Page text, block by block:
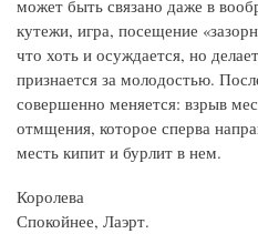
может быть связано даже в
кутежи, игра, посещение
что хоть и осуждается, но
признается за молодостью.
совершенно меняется: взрыв
отмщения, которое сперва
месть кипит и бурлит в нем.
Королева
Спокойнее, Лаэрт.